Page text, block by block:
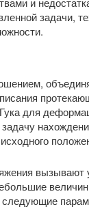
задачи,
для
вызывают
следующие